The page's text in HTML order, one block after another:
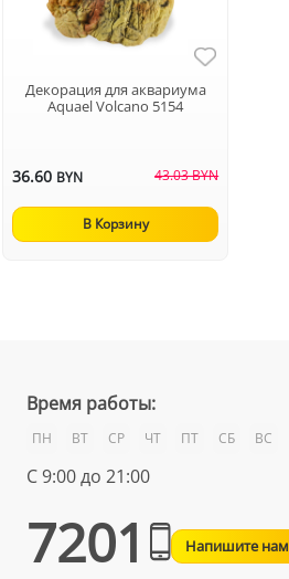
Декорация для аквариума
Aquael Volcano 5154
36.60 BYN 43.03 BYN
В Корзину
Время работы:
ПН ВТ СР ЧТ ПТ СБ ВС
С 9:00 до 21:00
7201 Напишите нам